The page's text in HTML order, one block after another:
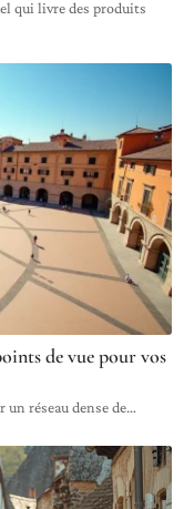
qui livre des produits
de vue pour vos
réseau dense de…